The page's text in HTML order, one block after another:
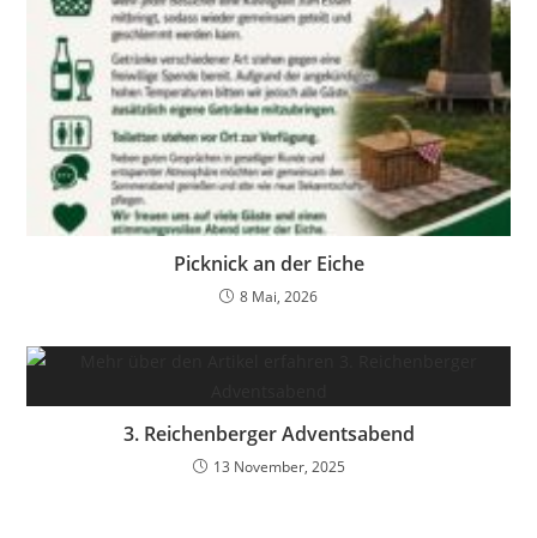
Picknick an der Eiche
8 Mai, 2026
3. Reichenberger Adventsabend
13 November, 2025